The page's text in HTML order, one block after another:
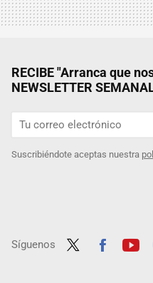
RECIBE "Arranca que
NEWSLETTER
Suscribiéndote aceptas nuestra
Síguenos